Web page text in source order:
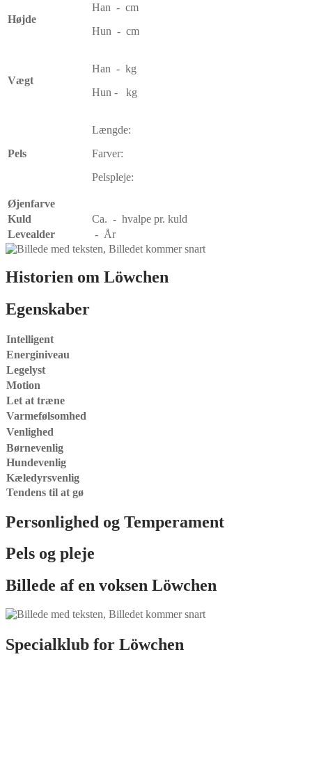
Højde
Han - cm
Hun - cm
Vægt
Han - kg
Hun - kg
Pels
Længde:
Farver:
Pelspleje:
Øjenfarve
Kuld
Ca. - hvalpe pr. kuld
Levealder
- År
Historien om Löwchen
Egenskaber
Intelligent
Energiniveau
Legelyst
Motion
Let at træne
Varmefølsomhed
Venlighed
Børnevenlig
Hundevenlig
Kæledyrsvenlig
Tendens til at gø
Personlighed og Temperament
Pels og pleje
Billede af en voksen Löwchen
Specialklub for Löwchen